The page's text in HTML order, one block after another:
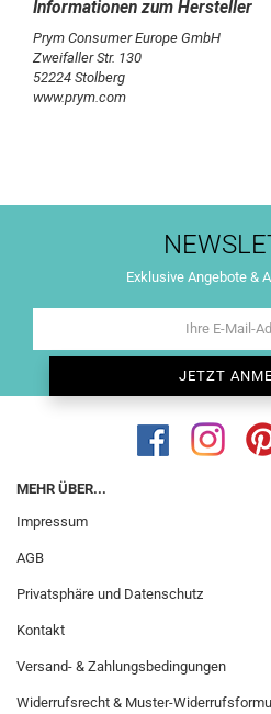
Prym Consumer Europe GmbH
Zweifaller Str. 130
52224 Stolberg
www.prym.com
Exklusive Angebote &
MEHR ÜBER...
Impressum
AGB
Privatsphäre und Datenschutz
Kontakt
Versand- & Zahlungsbedingungen
Widerrufsrecht & Muster-